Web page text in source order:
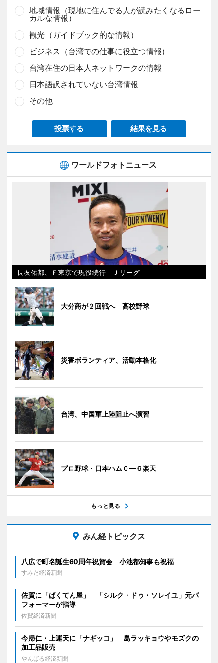
地域情報（現地に住んでる人が読みたくなるロー
カルな情報）
観光（ガイドブック的な情報）
ビジネス（台湾での仕事に役立つ情報）
台湾在住の日本人ネットワークの情報
日本語訳されていない台湾情報
その他
投票する 結果を見る
ワールドフォトニュース
長友佑都、Ｆ東京で現役続行 Ｊリーグ
大分商が２回戦へ 高校野球
災害ボランティア、活動本格化
台湾、中国軍上陸阻止へ演習
プロ野球・日本ハム０―６楽天
もっと見る
みん経トピックス
八広で町名誕生60周年祝賀会 小池都知事も祝福
すみだ経済新聞
佐賀に「ばくてん屋」 「シルク・ドゥ・ソレイユ」元パ
フォーマーが指導
佐賀経済新聞
今帰仁・上運天に「ナギッコ」 島ラッキョウやモズクの
加工品販売
やんばる経済新聞